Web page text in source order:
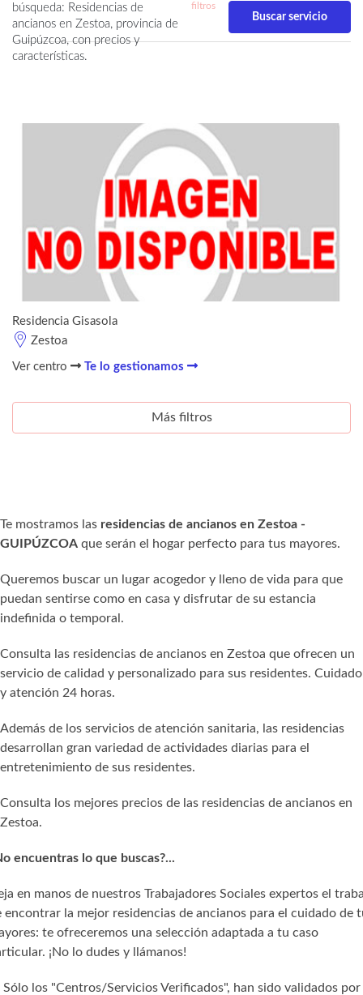
búsqueda: Residencias de
ancianos en Zestoa, provincia de
Guipúzcoa, con precios y
características.
filtros
Residencia Gisasola
Zestoa
Ver centro Te lo gestionamos
Más filtros
Te mostramos las residencias de ancianos en Zestoa -
GUIPÚZCOA que serán el hogar perfecto para tus mayores.
Queremos buscar un lugar acogedor y lleno de vida para que
puedan sentirse como en casa y disfrutar de su estancia
indefinida o temporal.
Consulta las residencias de ancianos en Zestoa que ofrecen un
servicio de calidad y personalizado para sus residentes. Cuidado
y atención 24 horas.
Además de los servicios de atención sanitaria, las residencias
desarrollan gran variedad de actividades diarias para el
entretenimiento de sus residentes.
Consulta los mejores precios de las residencias de ancianos en
Zestoa.
encuentras lo que buscas?...
en manos de nuestros Trabajadores Sociales expertos el
encontrar la mejor residencias de ancianos para el cuidado de
te ofreceremos una selección adaptada a tu caso
¡No lo dudes y llámanos!
Sólo los "Centros/Servicios Verificados", han sido validados por